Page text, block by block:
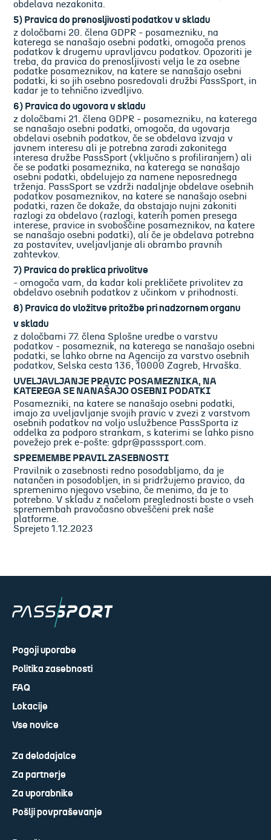
obdelava nezakonita.
5) Pravica do prenosljivosti podatkov v skladu
z določbami 20. člena GDPR - posamezniku, na
katerega se nanašajo osebni podatki, omogoča prenos
podatkov k drugemu upravljavcu podatkov. Opozoriti je
treba, da pravica do prenosljivosti velja le za osebne
podatke posameznikov, na katere se nanašajo osebni
podatki, ki so jih osebno posredovali družbi PassSport, in
kadar je to tehnično izvedljivo.
6) Pravica do ugovora v skladu
z določbami 21. člena GDPR - posamezniku, na katerega
se nanašajo osebni podatki, omogoča, da ugovarja
obdelavi osebnih podatkov, če se obdelava izvaja v
javnem interesu ali je potrebna zaradi zakonitega
interesa družbe PassSport (vključno s profiliranjem) ali
če se podatki posameznika, na katerega se nanašajo
osebni podatki, obdelujejo za namene neposrednega
trženja. PassSport se vzdrži nadaljnje obdelave osebnih
podatkov posameznikov, na katere se nanašajo osebni
podatki, razen če dokaže, da obstajajo nujni zakoniti
razlogi za obdelavo (razlogi, katerih pomen presega
interese, pravice in svoboščine posameznikov, na katere
se nanašajo osebni podatki), ali če je obdelava potrebna
za postavitev, uveljavljanje ali obrambo pravnih
zahtevkov.
7) Pravica do preklica privolitve
- omogoča vam, da kadar koli prekličete privolitev za
obdelavo osebnih podatkov z učinkom v prihodnosti.
8) Pravica do vložitve pritožbe pri nadzornem organu
v skladu
z določbami 77. člena Splošne uredbe o varstvu
podatkov - posameznik, na katerega se nanašajo osebni
podatki, se lahko obrne na Agencijo za varstvo osebnih
podatkov, Selska cesta 136, 10000 Zagreb, Hrvaška.
UVELJAVLJANJE PRAVIC POSAMEZNIKA, NA
KATEREGA SE NANAŠAJO OSEBNI PODATKI
Posamezniki, na katere se nanašajo osebni podatki,
imajo za uveljavljanje svojih pravic v zvezi z varstvom
osebnih podatkov na voljo uslužbence PassSporta iz
oddelka za podporo strankam, s katerimi se lahko pisno
povežejo prek e-pošte: gdpr@passsport.com.
SPREMEMBE PRAVIL ZASEBNOSTI
Pravilnik o zasebnosti redno posodabljamo, da je
natančen in posodobljen, in si pridržujemo pravico, da
spremenimo njegovo vsebino, če menimo, da je to
potrebno. V skladu z načelom preglednosti boste o vseh
spremembah pravočasno obveščeni prek naše
platforme.
Sprejeto 1.12.2023
Pogoji uporabe
Politika zasebnosti
FAQ
Lokacije
Vse novice
Za delodajalce
Za partnerje
Za uporabnike
Pošlji povpraševanje